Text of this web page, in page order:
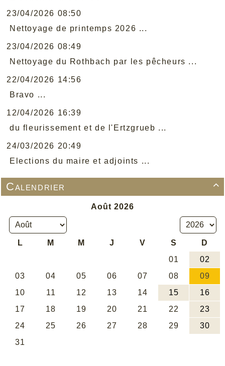
23/04/2026 08:50
Nettoyage de printemps 2026 ...
23/04/2026 08:49
Nettoyage du Rothbach par les pêcheurs ...
22/04/2026 14:56
Bravo ...
12/04/2026 16:39
du fleurissement et de l'Ertzgrueb ...
24/03/2026 20:49
Elections du maire et adjoints ...

Calendrier